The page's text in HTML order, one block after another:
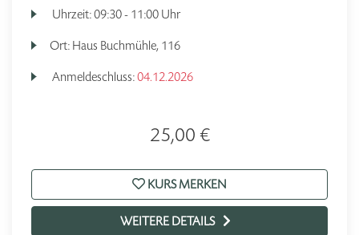
Uhrzeit:09:30 - 11:00 Uhr
Ort: Haus Buchmühle, 116
Anmeldeschluss:04.12.2026
25,00 €
KURS MERKEN
WEITERE DETAILS